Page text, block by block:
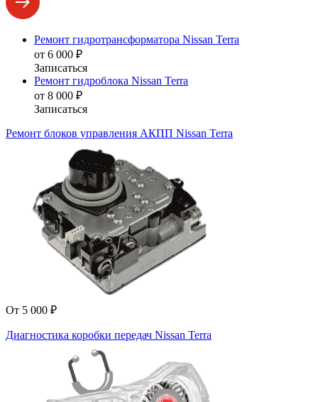
Ремонт гидротрансформатора Nissan Terra
от 6 000 ₽
Записаться
Ремонт гидроблока Nissan Terra
от 8 000 ₽
Записаться
Ремонт блоков управления АКПП Nissan Terra
От 5 000 ₽
Диагностика коробки передач Nissan Terra